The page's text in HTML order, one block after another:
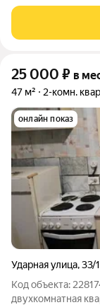
25 000 ₽ в
47 м² 2-комн.
онлайн показ
Ударная улица,33/1
Код объекта:
двухкомнатная